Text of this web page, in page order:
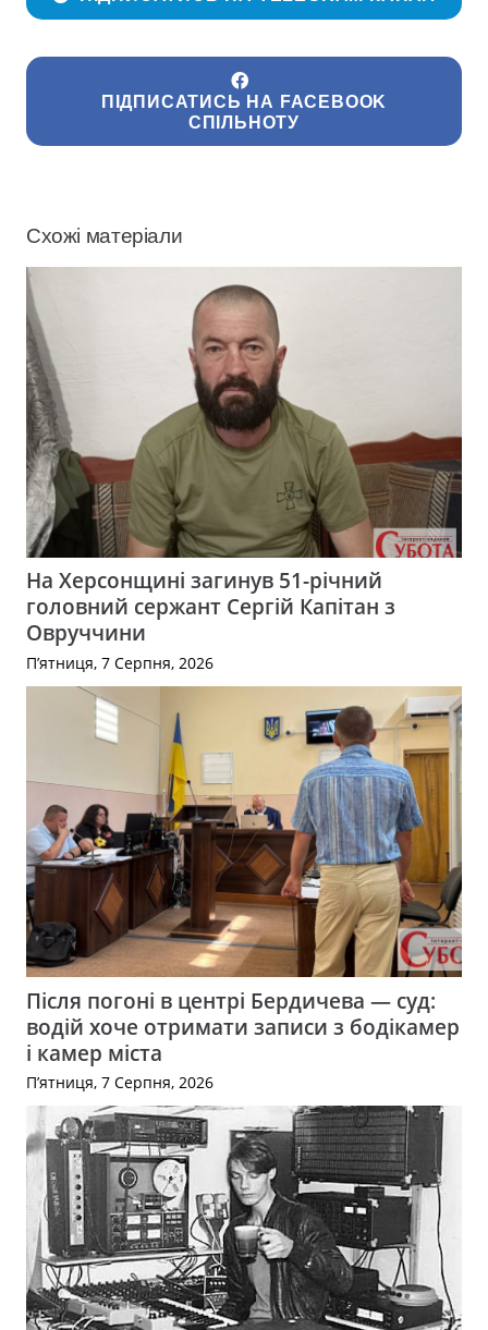
ПІДПИСАТИСЬ НА FACEBOOK
СПІЛЬНОТУ
Схожі матеріали
На Херсонщині загинув 51-річний
головний сержант Сергій Капітан з
Овруччини
П’ятниця, 7 Серпня, 2026
Після погоні в центрі Бердичева — суд:
водій хоче отримати записи з бодікамер
і камер міста
П’ятниця, 7 Серпня, 2026